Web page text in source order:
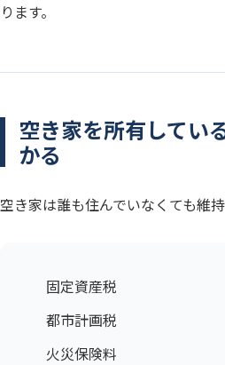
ります。
空き家を所有してい
かる
空き家は誰も住んでいなくても維持
固定資産税
都市計画税
火災保険料